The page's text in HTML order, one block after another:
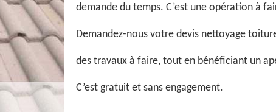
demande du temps. C’est une opération à
Demandez-nous votre devis nettoyage
des travaux à faire, tout en bénéficiant un
C’est gratuit et sans engagement.